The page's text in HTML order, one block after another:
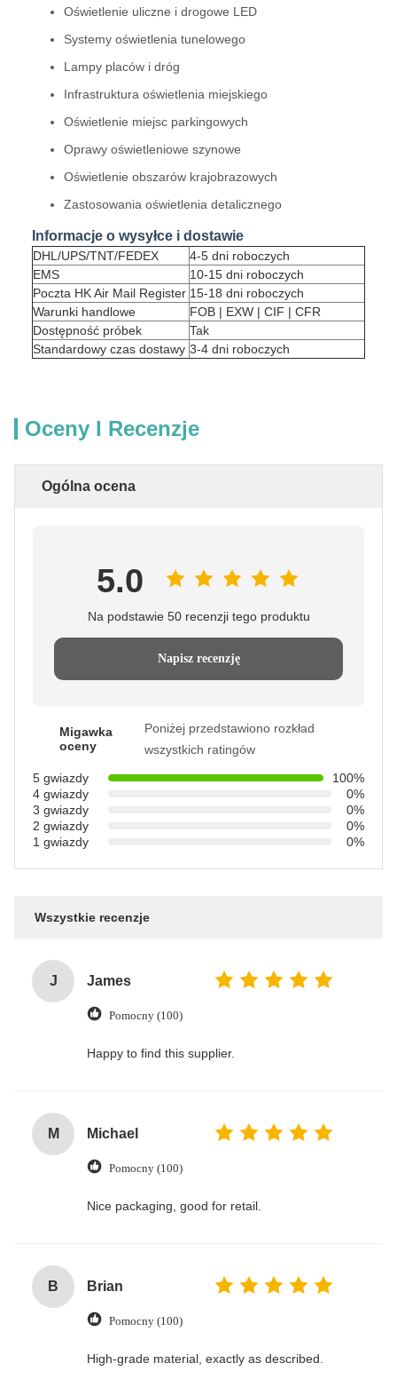
Oświetlenie uliczne i drogowe LED
Systemy oświetlenia tunelowego
Lampy placów i dróg
Infrastruktura oświetlenia miejskiego
Oświetlenie miejsc parkingowych
Oprawy oświetleniowe szynowe
Oświetlenie obszarów krajobrazowych
Zastosowania oświetlenia detalicznego
Informacje o wysyłce i dostawie
DHL/UPS/TNT/FEDEX
4-5 dni roboczych
EMS
10-15 dni roboczych
Poczta HK Air Mail Register 15-18 dni roboczych
Warunki handlowe
FOB | EXW | CIF | CFR
Dostępność próbek
Tak
Standardowy czas dostawy 3-4 dni roboczych
Oceny I Recenzje
Ogólna ocena
5.0
Na podstawie 50 recenzji tego produktu
Napisz recenzję
Migawka
oceny
Poniżej przedstawiono rozkład
wszystkich ratingów
5 gwiazdy
100%
4 gwiazdy
0%
3 gwiazdy
0%
2 gwiazdy
0%
1 gwiazdy
0%
Wszystkie recenzje
J James
Pomocny (100)
Happy to find this supplier.
M Michael
Pomocny (100)
Nice packaging, good for retail.
B Brian
Pomocny (100)
High-grade material, exactly as described.